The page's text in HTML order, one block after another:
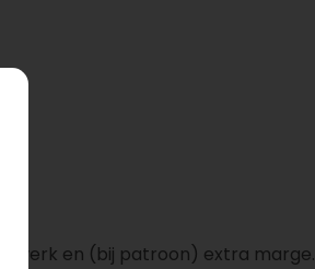
en (bij patroon) extra marge.